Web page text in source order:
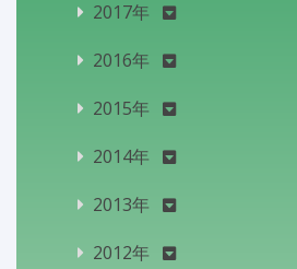
2017年
2016年
2015年
2014年
2013年
2012年